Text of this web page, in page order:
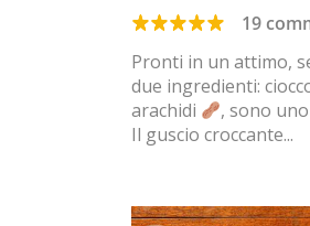
19
Pronti in un attimo,
due ingredienti:
arachidi
, sono
Il guscio croccante...